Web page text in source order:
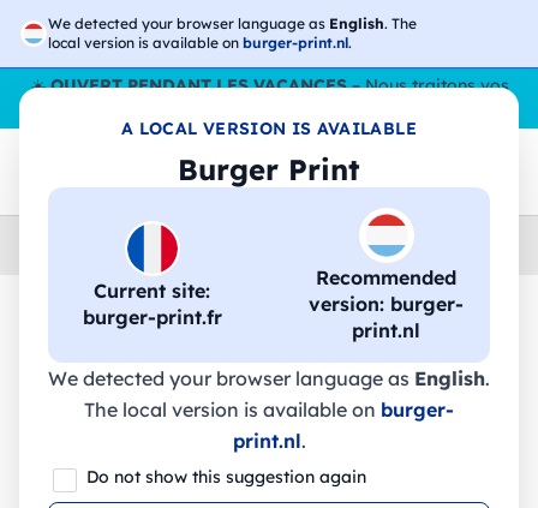
We detected your browser language as English. The
local version is available on burger-print.nl.
A LOCAL VERSION IS AVAILABLE
Burger Print
Current site:
burger-print.fr
Recommended
version: burger-
print.nl
We detected your browser language as English.
The local version is available on burger-
print.nl.
Do not show this suggestion again
☀️OUVERT PENDANT LES VACANCES– Nous traitons vos
Accessoires technologie-personnalisee
🔥 Impression DTF à -30 %
GALEN. Support de téléphone portable
en bambou, composé de deux parties
amovibles. - 93639 - Stricker